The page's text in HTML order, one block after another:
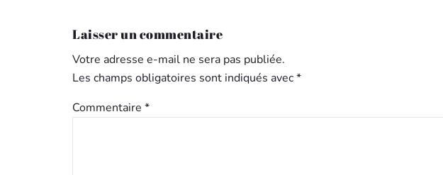
Laisser un commentaire
Votre adresse e-mail ne sera pas publiée.
Les champs obligatoires sont indiqués avec*
Commentaire *